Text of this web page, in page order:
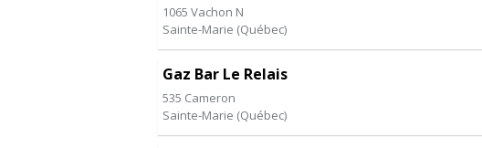
1065 Vachon N
Sainte-Marie (Québec)
Gaz Bar Le Relais
535 Cameron
Sainte-Marie (Québec)